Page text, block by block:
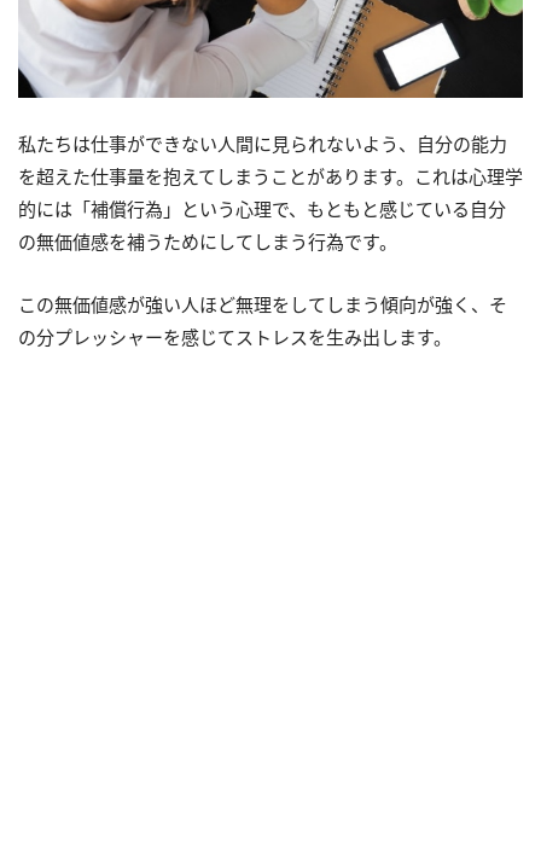
私たちは仕事ができない人間に見られないよう、自分の能力
を超えた仕事量を抱えてしまうことがあります。これは心理学
的には「補償行為」という心理で、もともと感じている自分
の無価値感を補うためにしてしまう行為です。
この無価値感が強い人ほど無理をしてしまう傾向が強く、そ
の分プレッシャーを感じてストレスを生み出します。